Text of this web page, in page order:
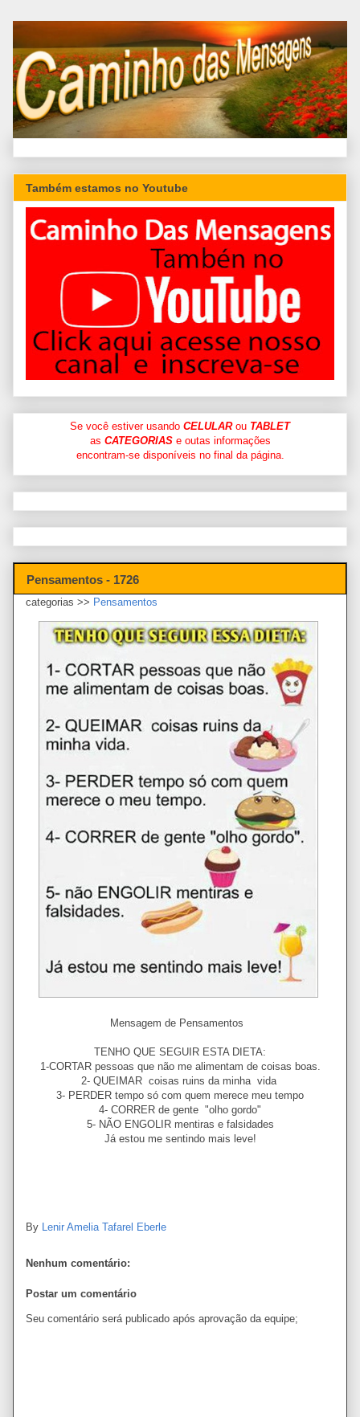
Também estamos no Youtube
Se você estiver usando CELULARou TABLET
as CATEGORIASe outas informações
encontram-se disponíveis no final da página.
Pensamentos - 1726
categorias >> Pensamentos
Mensagem de Pensamentos
TENHO QUE SEGUIR ESTA DIETA:
1-CORTAR pessoas que não me alimentam de coisas boas.
2- QUEIMAR coisas ruins da minha vida
3- PERDER tempo só com quem merece meu tempo
4- CORRER de gente "olho gordo"
5- NÃO ENGOLIR mentiras e falsidades
Já estou me sentindo mais leve!
By Lenir Amelia Tafarel Eberle
Nenhum comentário:
Postar um comentário
Seu comentário será publicado após aprovação da equipe;